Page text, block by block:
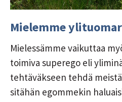
Mielemme
Mielessämme vaikuttaa
toimiva superego eli
tehtäväkseen tehdä
sitähän egommekin